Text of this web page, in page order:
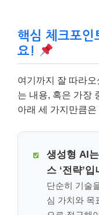
핵심 체크포인
요!
여기까지 잘 따라
는 내용, 혹은 가장
아래 세 가지만큼
생성형 AI
스 ‘전략’입
단순히 기술
심 가치와 목